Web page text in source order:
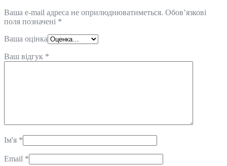
Ваша e-mail адреса не оприлюднюватиметься. Обов’язкові
поля позначені *
Ваша оцінка
Ваш відгук *
Ім'я *
Email *